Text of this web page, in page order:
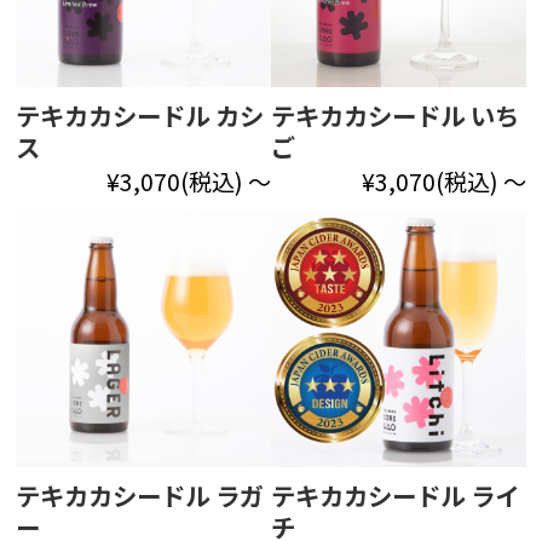
テキカカシードル カシ
ス
¥3,070(税込) ～
テキカカシードル いち
ご
¥3,070(税込) ～
テキカカシードル ラガ
ー
テキカカシードル ライ
チ